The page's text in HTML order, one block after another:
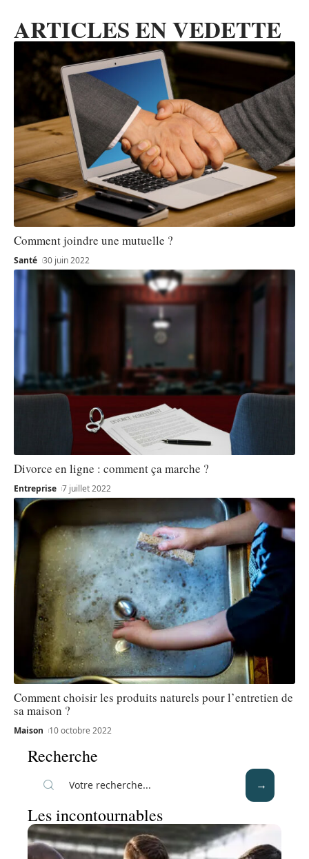
ARTICLES EN VEDETTE
Comment joindre une mutuelle ?
Santé 30 juin 2022
Divorce en ligne : comment ça marche ?
Entreprise 7 juillet 2022
Comment choisir les produits naturels pour l’entretien de
sa maison ?
Maison 10 octobre 2022
Recherche
Les incontournables